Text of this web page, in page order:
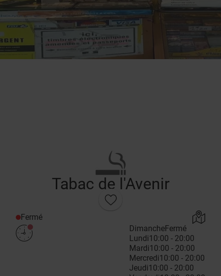
Tabac de l'Avenir
Fermé
DimancheFermé
Lundi10:00 - 20:00
Mardi10:00 - 20:00
Mercredi10:00 - 20:00
Jeudi10:00 - 20:00